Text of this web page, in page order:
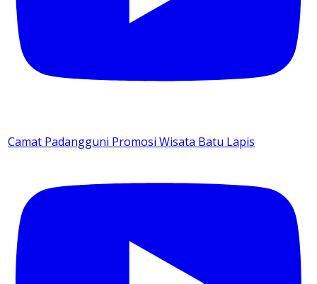
Camat Padangguni Promosi Wisata Batu Lapis